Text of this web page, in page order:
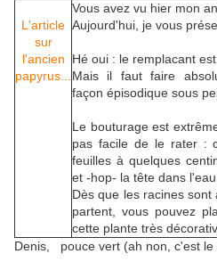
L'article
sur
l'ancien
papyrus...
Vous avez vu hier mon
Aujourd'hui, je vous
Hé oui : le remplacant
Mais il faut faire
façon épisodique sous
Le bouturage est
pas facile de le rater :
feuilles à quelques
et -hop- la tête dans l'eau.
Dès que les racines
partent, vous pouvez
cette plante très
Denis, pouce vert (ah non, c'est le